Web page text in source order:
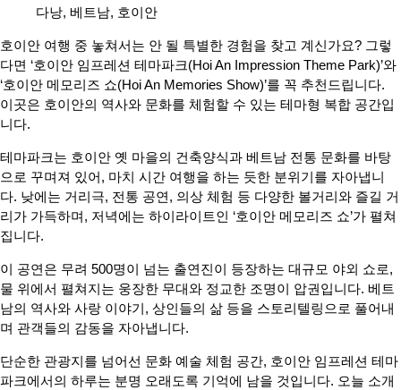
다낭, 베트남, 호이안
호이안 여행 중 놓쳐서는 안 될 특별한 경험을 찾고 계신가요? 그렇
다면 ‘호이안 임프레션 테마파크(Hoi An Impression Theme Park)’와
‘호이안 메모리즈 쇼(Hoi An Memories Show)’를 꼭 추천드립니다.
이곳은 호이안의 역사와 문화를 체험할 수 있는 테마형 복합 공간입
니다.
테마파크는 호이안 옛 마을의 건축양식과 베트남 전통 문화를 바탕
으로 꾸며져 있어, 마치 시간 여행을 하는 듯한 분위기를 자아냅니
다. 낮에는 거리극, 전통 공연, 의상 체험 등 다양한 볼거리와 즐길 거
리가 가득하며, 저녁에는 하이라이트인 ‘호이안 메모리즈 쇼’가 펼쳐
집니다.
이 공연은 무려 500명이 넘는 출연진이 등장하는 대규모 야외 쇼로,
물 위에서 펼쳐지는 웅장한 무대와 정교한 조명이 압권입니다. 베트
남의 역사와 사랑 이야기, 상인들의 삶 등을 스토리텔링으로 풀어내
며 관객들의 감동을 자아냅니다.
단순한 관광지를 넘어선 문화 예술 체험 공간, 호이안 임프레션 테마
파크에서의 하루는 분명 오래도록 기억에 남을 것입니다. 오늘 소개